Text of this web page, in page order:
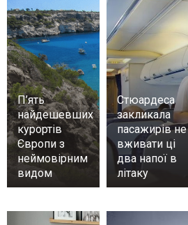
П’ять
найдешевших
курортів
Європи з
неймовірним
видом
Стюардеса
закликала
пасажирів не
вживати ці
два напої в
літаку